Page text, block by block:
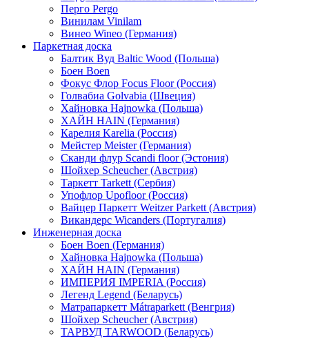
Перго Pergo
Винилам Vinilam
Винео Wineo (Германия)
Паркетная доска
Балтик Вуд Baltic Wood (Польша)
Боен Boen
Фокус Флор Focus Floor (Россия)
Голвабиа Golvabia (Швеция)
Хайновка Hajnowka (Польша)
ХАЙН HAIN (Германия)
Карелия Karelia (Россия)
Мейстер Meister (Германия)
Сканди флур Scandi floor (Эстония)
Шойхер Scheucher (Австрия)
Таркетт Tarkett (Сербия)
Упофлор Upofloor (Россия)
Вайцер Паркетт Weitzer Parkett (Австрия)
Викандерс Wicanders (Португалия)
Инженерная доска
Боен Boen (Германия)
Хайновка Hajnowka (Польша)
ХАЙН HAIN (Германия)
ИМПЕРИЯ IMPERIA (Россия)
Легенд Legend (Беларусь)
Матрапаркетт Mátraparkett (Венгрия)
Шойхер Scheucher (Австрия)
ТАРВУД TARWOOD (Беларусь)